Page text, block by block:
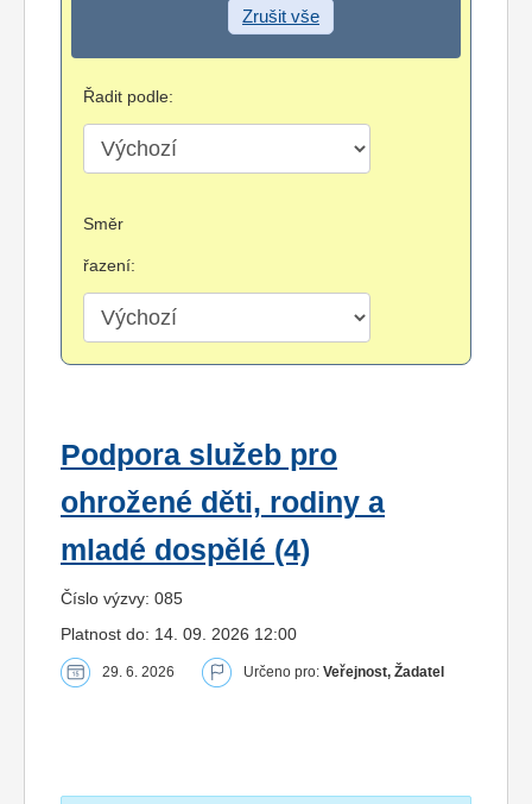
Zrušit vše
Řadit podle:
Směr
řazení:
Podpora služeb pro
ohrožené děti, rodiny a
mladé dospělé (4)
Číslo výzvy: 085
Platnost do: 14. 09. 2026 12:00
29. 6. 2026 Určeno pro: Veřejnost, Žadatel